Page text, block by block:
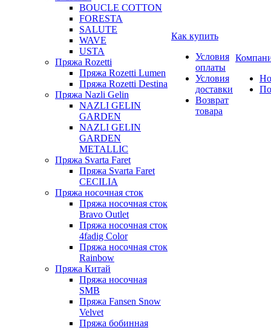
BOUCLE COTTON
FORESTA
SALUTE
WAVE
USTA
Пряжа Rozetti
Пряжа Rozetti Lumen
Пряжа Rozetti Destina
Пряжа Nazli Gelin
NAZLI GELIN
GARDEN
NAZLI GELIN
GARDEN
METALLIC
Пряжа Svarta Faret
Пряжа Svarta Faret
CECILIA
Пряжа носочная сток
Пряжа носочная сток
Bravo Outlet
Пряжа носочная сток
4fadig Color
Пряжа носочная сток
Rainbow
Пряжа Китай
Пряжа носочная
SMB
Пряжа Fansen Snow
Velvet
Пряжа бобинная
Как купить
Условия
оплаты
Условия
доставки
Возврат
товара